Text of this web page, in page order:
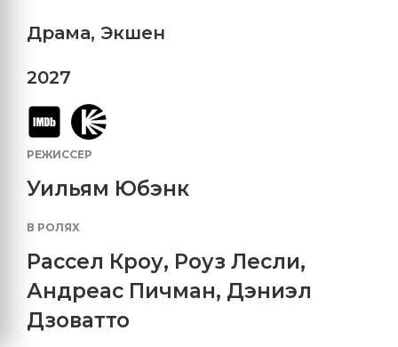
Драма, Экшен
2027
РЕЖИССЕР
Уильям Юбэнк
В РОЛЯХ
Рассел Кроу, Роуз Лесли,
Андреас Пичман, Дэниэл
Дзоватто